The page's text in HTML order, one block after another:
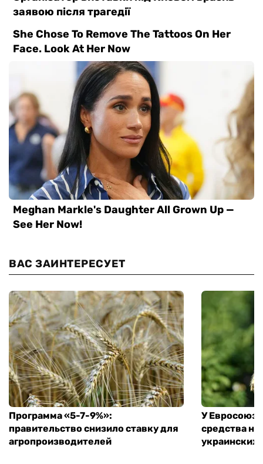
ВАС ЗАИНТЕРЕСУЕТ
Программа «5-7-9%»:
правительство снизило ставку для
агропроизводителей
У
средства